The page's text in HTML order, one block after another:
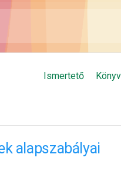
Ismertető
alapszabályai